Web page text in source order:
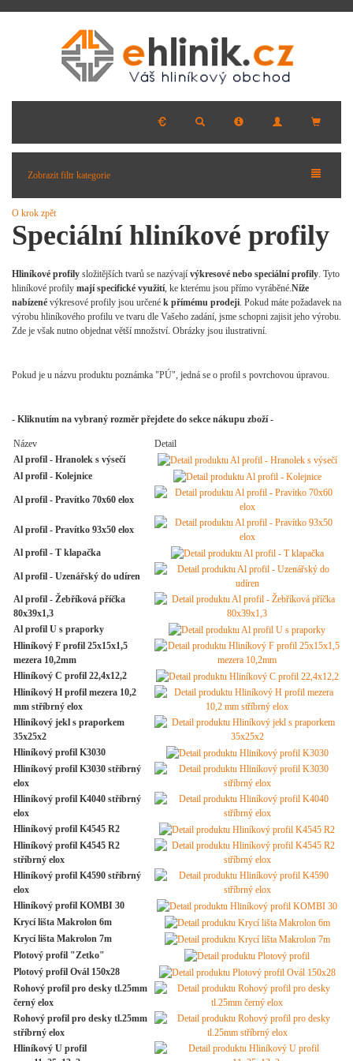
Zobrazit filtr kategorie
O krok zpět
Speciální hliníkové profily
Hliníkové profily složitějších tvarů se nazývají výkresové nebo speciální profily. Tyto
hliníkové profily mají specifické využití, ke kterému jsou přímo vyráběné.Níže
nabízené výkresové profily jsou určené k přímému prodeji. Pokud máte požadavek na
výrobu hliníkového profilu ve tvaru dle Vašeho zadání, jsme schopni zajisit jeho výrobu.
Zde je však nutno objednat větší množství. Obrázky jsou ilustrativní.
Pokud je u názvu produktu poznámka "PÚ", jedná se o profil s povrchovou úpravou.
- Kliknutím na vybraný rozměr přejdete do sekce nákupu zboží -
Název
Detail
Al profil - Hranolek s výsečí
Al profil - Kolejnice
Al profil - Pravítko 70x60 elox
Al profil - Pravítko 93x50 elox
Al profil - T klapačka
Al profil - Uzenářský do udíren
Al profil - Žebříková příčka
80x39x1,3
Al profil U s praporky
Hliníkový F profil 25x15x1,5
mezera 10,2mm
Hliníkový C profil 22,4x12,2
Hliníkový H profil mezera 10,2
mm stříbrný elox
Hliníkový jekl s praporkem
35x25x2
Hliníkový profil K3030
Hliníkový profil K3030 stříbrný
elox
Hliníkový profil K4040 stříbrný
elox
Hliníkový profil K4545 R2
Hliníkový profil K4545 R2
stříbrný elox
Hliníkový profil K4590 stříbrný
elox
Hliníkový profil KOMBI 30
Krycí lišta Makrolon 6m
Krycí lišta Makrolon 7m
Plotový profil "Zetko"
Plotový profil Ovál 150x28
Rohový profil pro desky tl.25mm
černý elox
Rohový profil pro desky tl.25mm
stříbrný elox
Hliníkový U profil